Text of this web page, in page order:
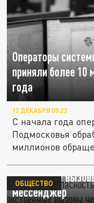
Операторы
приняли более 10
года
12 ДЕКАБРЯ 08:23
С начала года
Подмосковья
миллионов
МАХ за
экстренные
мессенджер
ОБЩЕСТВО